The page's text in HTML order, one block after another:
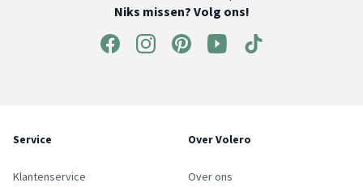
Niks missen? Volg ons!
Service
Klantenservice
Over Volero
Over ons